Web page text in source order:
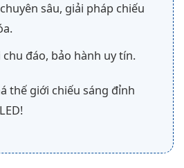
sâu, giải pháp chiếu
đáo, bảo hành uy tín.
thế giới chiếu sáng đỉnh